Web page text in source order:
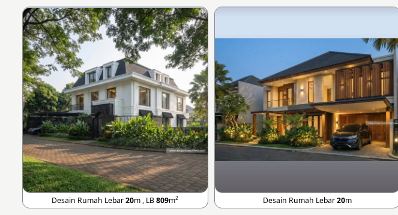
Desain Rumah Lebar20m , LB809m2 Desain Rumah Lebar20m